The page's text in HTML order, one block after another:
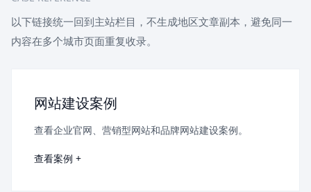
以下链接统一回到主站栏目，不生成地区文章副本，避免同一
内容在多个城市页面重复收录。
网站建设案例
查看企业官网、营销型网站和品牌网站建设案例。
查看案例 +